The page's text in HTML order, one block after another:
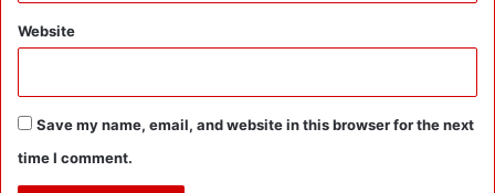
Website
Save my name, email, and website in this browser for the next
time I comment.